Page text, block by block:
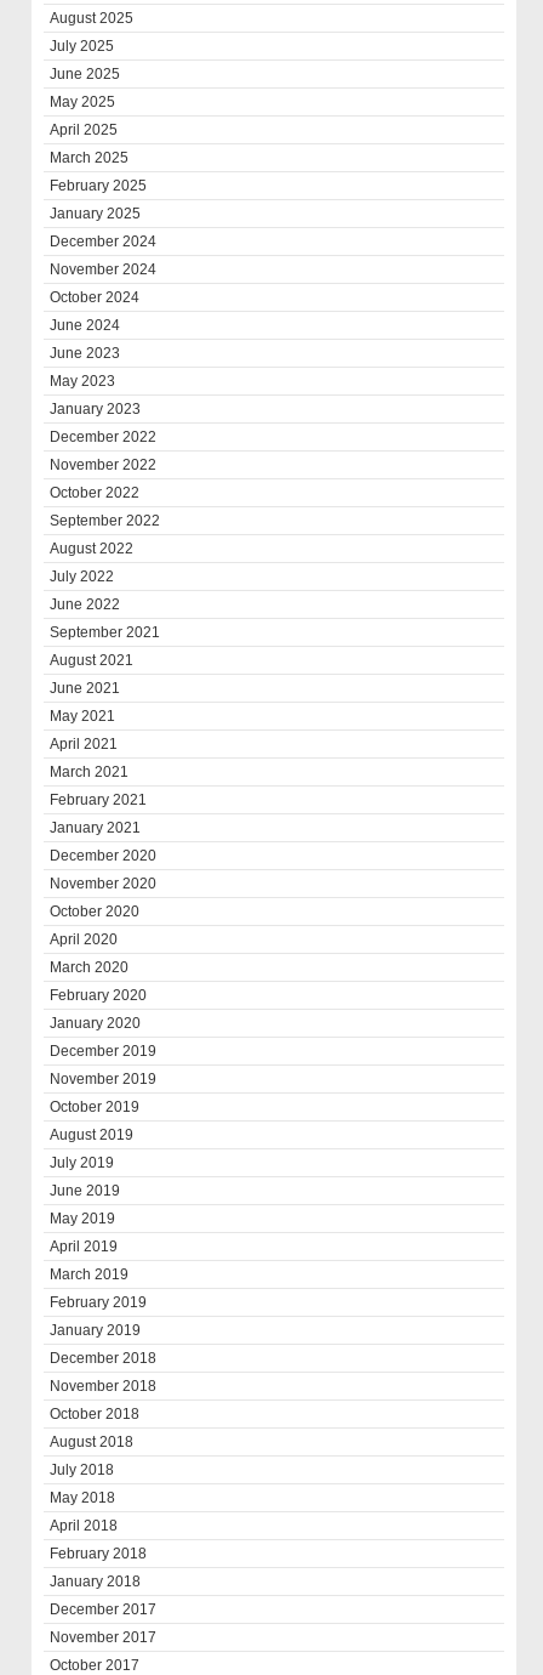
August 2025
July 2025
June 2025
May 2025
April 2025
March 2025
February 2025
January 2025
December 2024
November 2024
October 2024
June 2024
June 2023
May 2023
January 2023
December 2022
November 2022
October 2022
September 2022
August 2022
July 2022
June 2022
September 2021
August 2021
June 2021
May 2021
April 2021
March 2021
February 2021
January 2021
December 2020
November 2020
October 2020
April 2020
March 2020
February 2020
January 2020
December 2019
November 2019
October 2019
August 2019
July 2019
June 2019
May 2019
April 2019
March 2019
February 2019
January 2019
December 2018
November 2018
October 2018
August 2018
July 2018
May 2018
April 2018
February 2018
January 2018
December 2017
November 2017
October 2017